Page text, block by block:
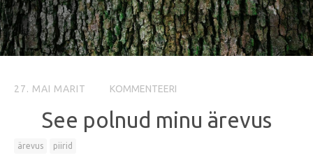
27. MAI MARIT KOMMENTEERI
See polnud minu ärevus
ärevus piirid